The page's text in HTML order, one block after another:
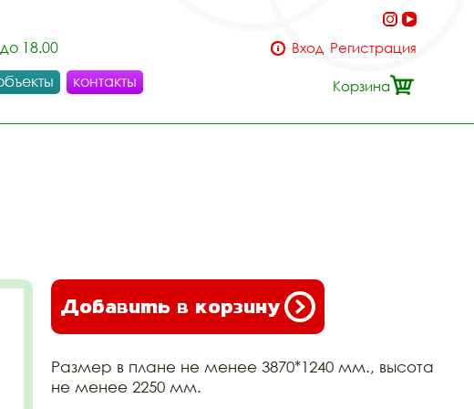
18.00
контакты
Вход Регистрация
Корзина
Добавить в корзину
Размер в плане не менее 3870*1240 мм., высота
не менее 2250 мм.